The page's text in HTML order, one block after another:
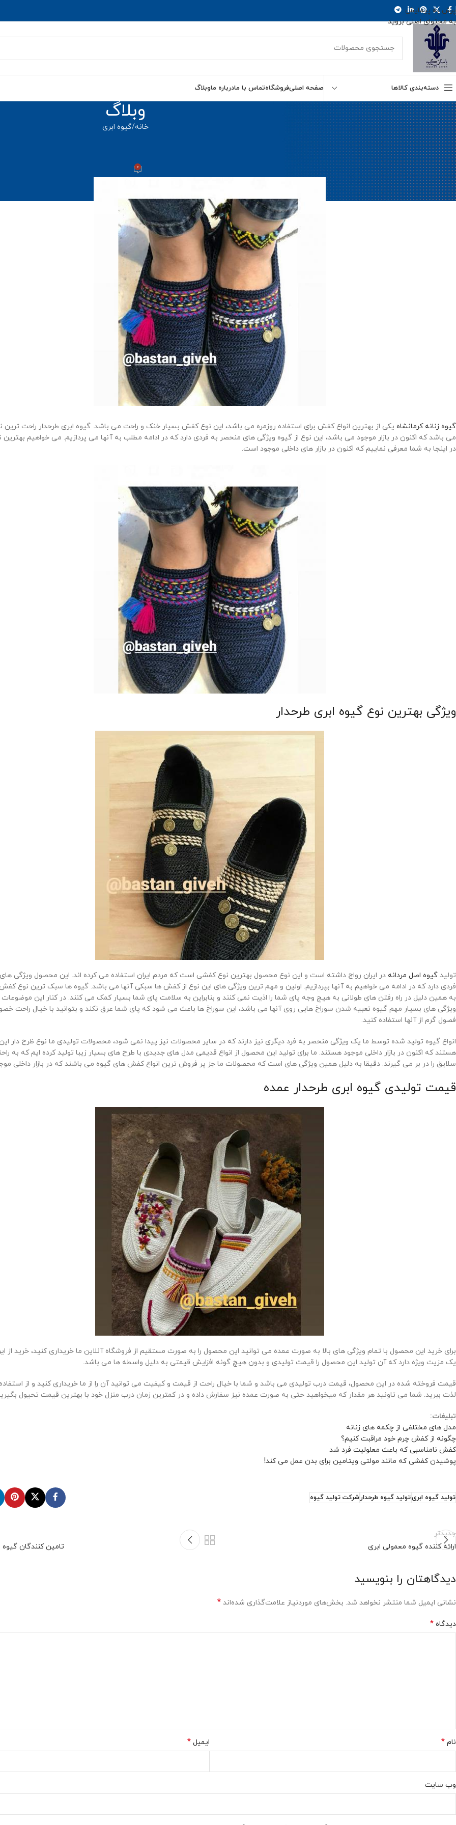
پرش به پیمایش
به محتوای اصلی بروید
دسته‌بندی کالاها صفحه اصلیفروشگاهتماس با مادرباره ماوبلاگ
وبلاگ
خانه گیوه ابری
0
گیوه زنانه کرمانشاه یکی از بهترین انواع کفش برای استفاده روزمره می باشد، این نوع کفش بسیار خنک و راحت می باشد. گیوه ابری طرحدار راحت ترین
می باشد که اکنون در بازار موجود می باشد، این نوع از گیوه ویژگی های منحصر به فردی دارد که در ادامه مطلب به آنها می پردازیم. می خواهیم بهترین
در اینجا به شما معرفی نماییم که اکنون در بازار های داخلی موجود است.
ویژگی بهترین نوع گیوه ابری طرحدار
تولید گیوه اصل مردانه در ایران رواج داشته است و این نوع محصول بهترین نوع کفشی است که مردم ایران استفاده می کرده اند. این محصول ویژگی
فردی دارد که در ادامه می خواهیم به آنها بپردازیم. اولین و مهم ترین ویژگی های این نوع از کفش ها سبکی آنها می باشد. گیوه ها سبک ترین نوع
به همین دلیل در راه رفتن های طولانی به هیچ وجه پای شما را اذیت نمی کنند و بنابراین به سلامت پای شما بسیار کمک می کنند. در کنار این موضوعات
ویژگی های بسیار مهم گیوه تعبیه شدن سوراخ هایی روی آنها می باشد، این سوراخ ها باعث می شود که پای شما عرق نکند و بتوانید با خیال راحت
فصول گرم از آنها استفاده کنید.
انواع گیوه تولید شده توسط ما یک ویژگی منحصر به فرد دیگری نیز دارند که در سایر محصولات نیز پیدا نمی شود، محصولات تولیدی ما نوع ظرح دار
هستند که اکنون در بازار داخلی موجود هستند. ما برای تولید این محصول از انواع قدیمی مدل های جدیدی با طرح های بسیار زیبا تولید کرده ایم که به
سلایق را در بر می گیرند. دقیقا به دلیل همین ویژگی های است که محصولات ما جز پر فروش ترین انواع کفش های گیوه می باشند که در بازار داخلی
قیمت تولیدی گیوه ابری طرحدار عمده
برای خرید این محصول با تمام ویژگی های بالا به صورت عمده می توانید این محصول را به صورت مستقیم از فروشگاه آنلاین ما خریداری کنید، خرید از
یک مزیت ویژه دارد که آن تولید این محصول را قیمت تولیدی و بدون هیچ گونه افزایش قیمتی به دلیل واسطه ها می باشد.
قیمت فروخته شده در این محصول، قیمت درب تولیدی می باشد و شما با خیال راحت از قیمت و کیفیت می توانید آن را از ما خریداری کنید و از
لذت ببرید. شما می تاونید هر مقدار که میخواهید حتی به صورت عمده نیز سفارش داده و در کمترین زمان درب منزل خود با بهترین قیمت تحیول
تبلیغات:
مدل های مختلفی از چکمه های زنانه
چگونه از کفش چرم خود مراقبت کنیم؟
کفش نامناسبی که باعث معلولیت فرد شد
پوشیدن کفشی که مانند مولتی ویتامین برای بدن عمل می کند!
تولید گیوه ابریتولید گیوه طرحدارشرکت تولید گیوه
جدیدتر
ارائه کننده گیوه معمولی ابری
تامین کنندگان گیوه
دیدگاهتان را بنویسید
نشانی ایمیل شما منتشر نخواهد شد. بخش‌های موردنیاز علامت‌گذاری شده‌اند *
دیدگاه *
نام * ایمیل *
وب‌ سایت